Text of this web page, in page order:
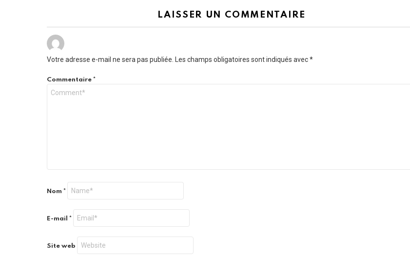
LAISSER UN COMMENTAIRE
Votre adresse e-mail ne sera pas publiée. Les champs obligatoires sont indiqués avec*
Commentaire *
Nom *
E-mail *
Site web